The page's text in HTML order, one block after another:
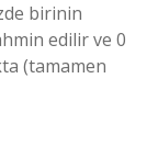
birinin
edilir ve 0
(tamamen